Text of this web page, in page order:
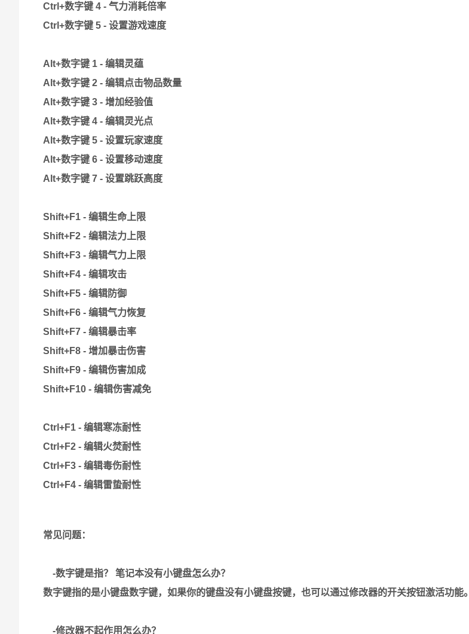
Ctrl+数字键 4 - 气力消耗倍率
Ctrl+数字键 5 - 设置游戏速度
Alt+数字键 1 - 编辑灵蕴
Alt+数字键 2 - 编辑点击物品数量
Alt+数字键 3 - 增加经验值
Alt+数字键 4 - 编辑灵光点
Alt+数字键 5 - 设置玩家速度
Alt+数字键 6 - 设置移动速度
Alt+数字键 7 - 设置跳跃高度
Shift+F1 - 编辑生命上限
Shift+F2 - 编辑法力上限
Shift+F3 - 编辑气力上限
Shift+F4 - 编辑攻击
Shift+F5 - 编辑防御
Shift+F6 - 编辑气力恢复
Shift+F7 - 编辑暴击率
Shift+F8 - 增加暴击伤害
Shift+F9 - 编辑伤害加成
Shift+F10 - 编辑伤害减免
Ctrl+F1 - 编辑寒冻耐性
Ctrl+F2 - 编辑火焚耐性
Ctrl+F3 - 编辑毒伤耐性
Ctrl+F4 - 编辑雷蛰耐性
常见问题：
-数字键是指？ 笔记本没有小键盘怎么办？
数字键指的是小键盘数字键，如果你的键盘没有小键盘按键，也可以通过修改器的开关按钮激活功能。
-修改器不起作用怎么办？